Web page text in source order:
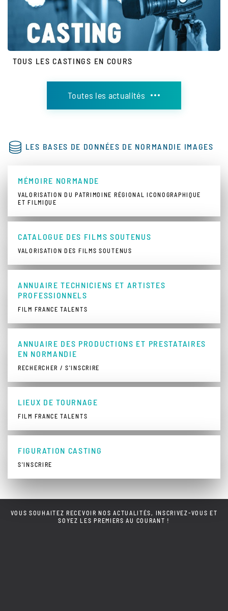
TOUS LES CASTINGS EN COURS
Toutes les actualités
LES BASES DE DONNÉES DE NORMANDIE IMAGES
MÉMOIRE NORMANDE
VALORISATION DU PATRIMOINE RÉGIONAL ICONOGRAPHIQUE
ET FILMIQUE
CATALOGUE DES FILMS SOUTENUS
VALORISATION DES FILMS SOUTENUS
ANNUAIRE TECHNICIENS ET ARTISTES
PROFESSIONNELS
FILM FRANCE TALENTS
ANNUAIRE DES PRODUCTIONS ET PRESTATAIRES
EN NORMANDIE
RECHERCHER / S'INSCRIRE
LIEUX DE TOURNAGE
FILM FRANCE TALENTS
FIGURATION CASTING
S'INSCRIRE
VOUS SOUHAITEZ RECEVOIR NOS ACTUALITÉS, INSCRIVEZ-VOUS ET
SOYEZ LES PREMIERS AU COURANT !